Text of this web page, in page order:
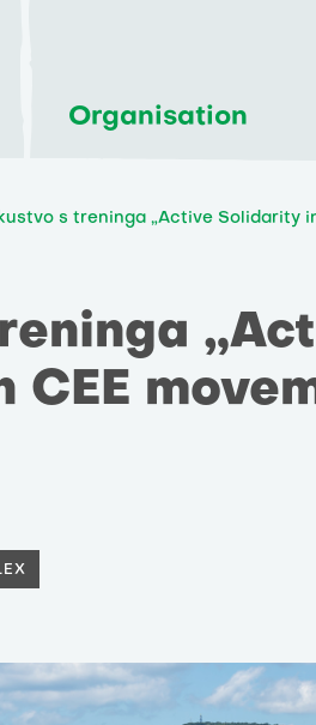
Organisation
s treninga „Active Solidarity